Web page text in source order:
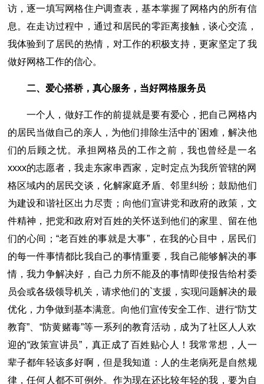
访，逐一填写网格住户调查表，基本掌握了网格内的所有信
息。在走访过程中，通过和居民的零距离接触，谈心交流，
我体验到了居民的热情，对工作的积极支持，更家坚定了我
做好网格工作的信心。
二、爱心搭桥，真心服务，当好网格服务员
一个人，做好工作的前提就是要有爱心，把自己网格内
的居民当做自己的亲人，为他们排除生活中的`困难，解决他
们的后顾之忧。承担网格员的工作之前，我也曾经是一名
xxxx的志愿者，我走东家串西家，定时定点为我所管辖的网
格区域内的居民交谈，化解家庭矛盾、邻里纠纷；鼓励他们
为建设和谐社区出力尽责；向他们宣讲党和政府的政策，文
件精神，把党和政府对百姓的关怀送到他们的家里、留在他
们的心间；“老百姓的事就是大事”，在我的心目中，居民们
的每一件事情都比我自己的事情重要，我自己能够解决的事
情，我力争解决好，自己力所不能及的事情即使报告给村委
员会或各级领导机关，请求他们的`支援，实现问题解决的最
优化，力争做到基本满意。向他们宣传安全工作、进行“防艾
教育”、“防黄赌毒”等一系列的教育活动，成为了社区人人欢
迎的“政策宣讲员”，真正成了百姓贴心人！我常常想，人一
辈子都年轻该多好啊，但是我知道：人的生老病死是自然规
律，任何人都不可例外。作为现在还比较年轻的我，要为自